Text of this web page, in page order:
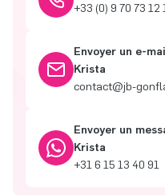
+33 (0) 9 70 73 12
Envoyer un e-
Krista
contact@jb-
Envoyer un
Krista
+31 6 15 13 40 91